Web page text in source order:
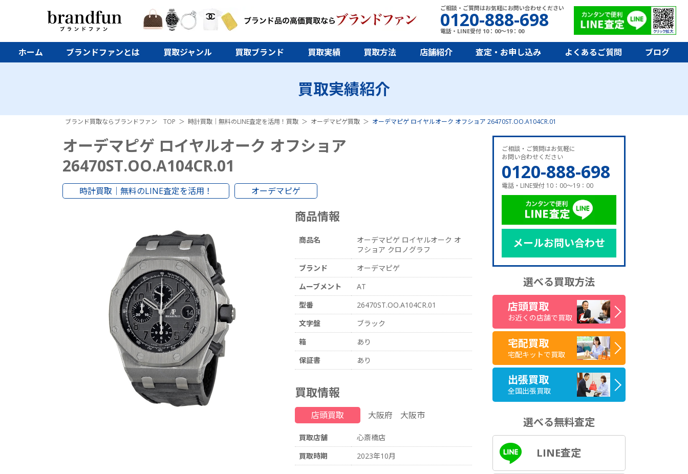
ご相談・ご質問はお気軽にお問い合わせください
0120-888-698
電話・LINE受付 10：00～19：00
ホーム ブランドファンとは 買取ジャンル 買取ブランド 買取実績 買取方法 店舗紹介 査定・お申し込み よくあるご質問 ブログ
買取実績紹介
ブランド買取ならブランドファン TOP 時計買取｜無料のLINE査定を活用！買取 オーデマピゲ買取 オーデマピゲ ロイヤルオーク オフショア 26470ST.OO.A104CR.01
オーデマピゲ ロイヤルオーク オフショア
26470ST.OO.A104CR.01
時計買取｜無料のLINE査定を活用！ オーデマピゲ
商品情報
商品名
オーデマピゲ ロイヤルオーク オ
フショア クロノグラフ
ブランド
オーデマピゲ
ムーブメント
AT
型番
26470ST.OO.A104CR.01
文字盤
ブラック
箱
あり
保証書
あり
買取情報
店頭買取 大阪府 大阪市
買取店舗
心斎橋店
買取時期
2023年10月
ご相談・ご質問はお気軽に
お問い合わせください
0120-888-698
電話・LINE受付 10：00～19：00
メールお問い合わせ
選べる買取方法
店頭買取
お近くの店舗で買取
宅配買取
宅配キットで買取
出張買取
全国出張買取
選べる無料査定
LINE査定